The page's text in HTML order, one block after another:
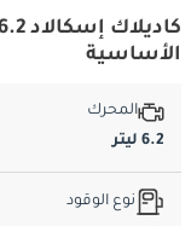
الأساسية
المحرك
6.2 ليتر
نوع الوقود